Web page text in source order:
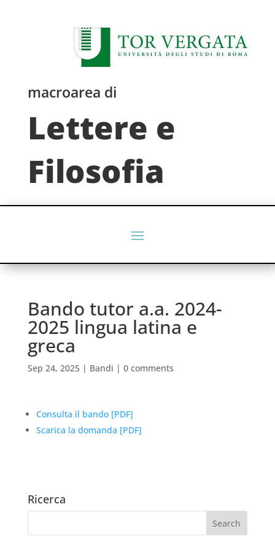
macroarea di
Lettere e
Filosofia
Bando tutor a.a. 2024-
2025 lingua latina e
greca
Sep 24, 2025| Bandi | 0 comments
Consulta il bando [PDF]
Scarica la domanda [PDF]
Ricerca